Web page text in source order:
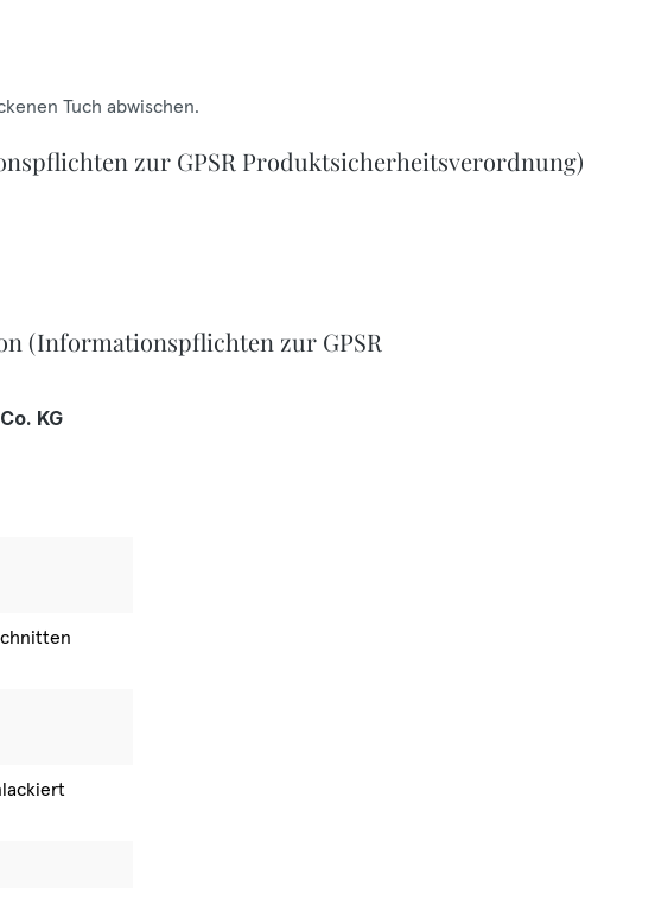
Tuch abwischen.
zur GPSR Produktsicherheitsverordnung)
(Informationspflichten zur GPSR
KG